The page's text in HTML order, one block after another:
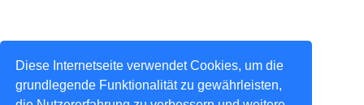
Diese Internetseite verwendet Cookies, um die
grundlegende Funktionalität zu gewährleisten,